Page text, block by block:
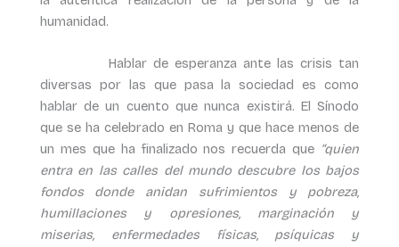
humanidad.
Hablar de esperanza ante las crisis tan
diversas por las que pasa la sociedad es como
hablar de un cuento que nunca existirá. El Sínodo
que se ha celebrado en Roma y que hace menos de
un mes que ha finalizado nos recuerda que “quien
entra en las calles del mundo descubre los bajos
fondos donde anidan sufrimientos y pobreza,
humillaciones y opresiones, marginación y
miserias, enfermedades físicas, psíquicas y